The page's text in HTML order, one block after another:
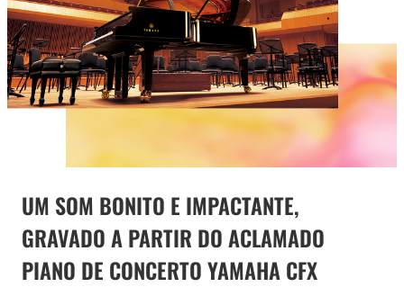
UM SOM BONITO E IMPACTANTE,
GRAVADO A PARTIR DO ACLAMADO
PIANO DE CONCERTO YAMAHA CFX